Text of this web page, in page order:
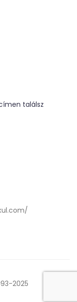
találsz
2025